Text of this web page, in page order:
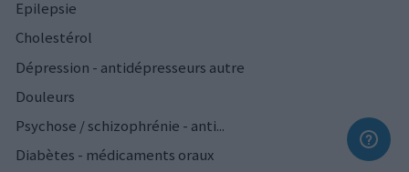
Epilepsie
Cholestérol
Dépression - antidépresseurs autre
Douleurs
Psychose / schizophrénie - anti...
Diabètes - médicaments oraux